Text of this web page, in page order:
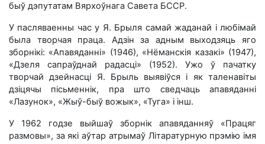
быў дэпутатам Вярхоўнага Савета БССР.
У пасляваенны час у Я. Брыля самай жаданай і любімай
была творчая праца. Адзін за адным выходзяць яго
зборнікі: «Апавяданні» (1946), «Нёманскія казакі» (1947),
«Дзеля сапраўднай радасці» (1952). Ужо ў пачатку
творчай дзейнасці Я. Брыль выявіўся і як таленавіты
дзіцячы пісьменнік, пра што сведчаць апавяданні
«Лазунок», «Жыў-быў вожык», «Туга» і інш.
У 1962 годзе выйшаў зборнік апавяданняў «Працяг
размовы», за які аўтар атрымаў Літаратурную прэмію імя